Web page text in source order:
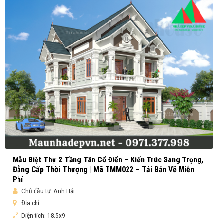
Mẫu Biệt Thự 2 Tầng Tân Cổ Điển – Kiến Trúc Sang Trọng,
Đẳng Cấp Thời Thượng | Mã TMM022 – Tải Bản Vẽ Miễn
Phí
Chủ đầu tư: Anh Hải
Địa chỉ:
Diện tích: 18.5x9